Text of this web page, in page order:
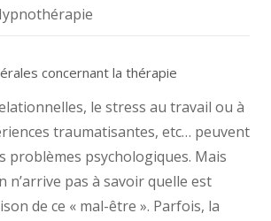
concernant la thérapie
le stress au travail ou à
traumatisantes, etc… peuvent
problèmes psychologiques. Mais
n’arrive pas à savoir quelle est
de ce « mal-être ». Parfois, la